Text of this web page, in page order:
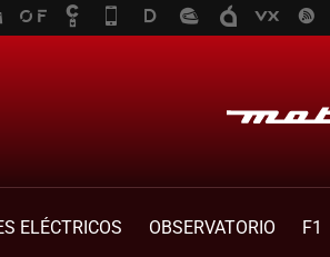
ELÉCTRICOS OBSERVATORIO F1